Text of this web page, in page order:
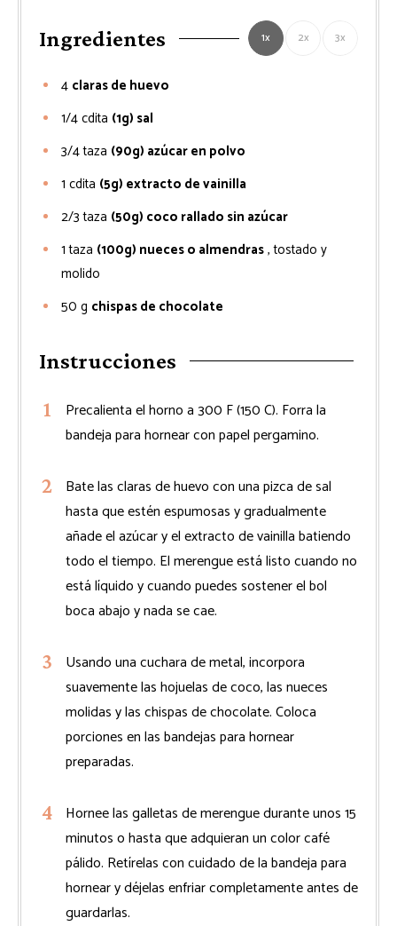
Ingredientes 1x 2x 3x
4 claras de huevo
1/4cdita (1g) sal
3/4taza (90g) azúcar en polvo
1 cdita (5g) extracto de vainilla
2/3 taza (50g) coco rallado sin azúcar
1 taza (100g) nueces o almendras, tostado y
molido
50 g chispas de chocolate
Instrucciones
Precalienta el horno a 300 F (150 C). Forra la
bandeja para hornear con papel pergamino.
Bate las claras de huevo con una pizca de sal
hasta que estén espumosas y gradualmente
añade el azúcar y el extracto de vainilla batiendo
todo el tiempo. El merengue está listo cuando no
está líquido y cuando puedes sostener el bol
boca abajo y nada se cae.
Usando una cuchara de metal, incorpora
suavemente las hojuelas de coco, las nueces
molidas y las chispas de chocolate. Coloca
porciones en las bandejas para hornear
preparadas.
Hornee las galletas de merengue durante unos 15
minutos o hasta que adquieran un color café
pálido. Retírelas con cuidado de la bandeja para
hornear y déjelas enfriar completamente antes de
guardarlas.